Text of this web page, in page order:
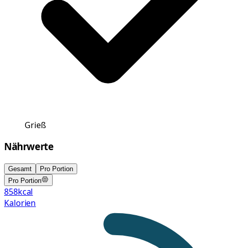
Grieß
Nährwerte
Gesamt
Pro Portion
Pro Portion
858kcal
Kalorien